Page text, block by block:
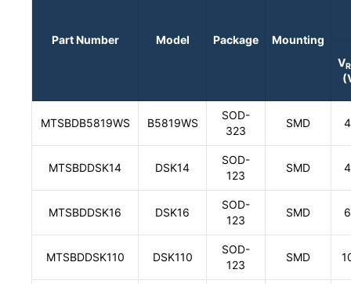
Part Number Model Package
Mounting
V
MTSBDB5819WS B5819WS
SOD-
323
SMD
MTSBDDSK14 DSK14
SOD-
123
SMD
MTSBDDSK16 DSK16
SOD-
123
SMD
MTSBDDSK110 DSK110
SOD-
123
SMD